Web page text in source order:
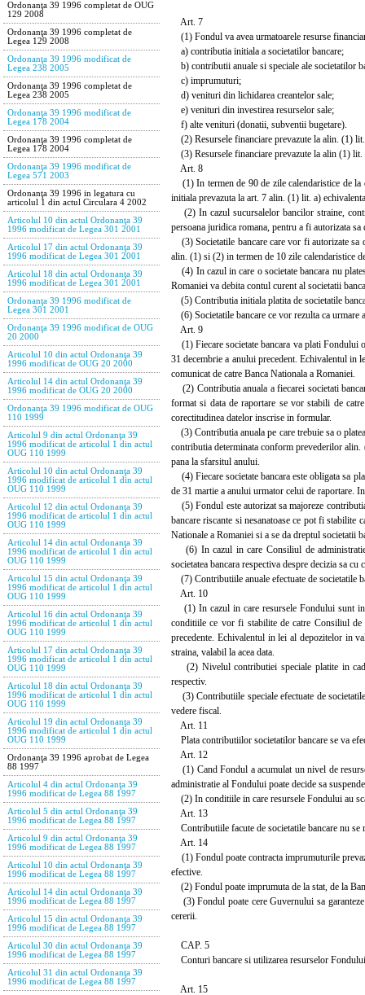
Ordonanţa 39 1996 completat de OUG
129 2008
Ordonanţa 39 1996 completat de
Legea 129 2008
Ordonanţa 39 1996 modificat de
Legea 238 2005
Ordonanţa 39 1996 completat de
Legea 238 2005
Ordonanţa 39 1996 modificat de
Legea 178 2004
Ordonanţa 39 1996 completat de
Legea 178 2004
Ordonanţa 39 1996 modificat de
Legea 571 2003
Ordonanţa 39 1996 in legatura cu
articolul 1 din actul Circulara 4 2002
Articolul 10 din actul Ordonanţa 39
1996 modificat de Legea 301 2001
Articolul 17 din actul Ordonanţa 39
1996 modificat de Legea 301 2001
Articolul 18 din actul Ordonanţa 39
1996 modificat de Legea 301 2001
Ordonanţa 39 1996 modificat de
Legea 301 2001
Ordonanţa 39 1996 modificat de OUG
20 2000
Articolul 10 din actul Ordonanţa 39
1996 modificat de OUG 20 2000
Articolul 14 din actul Ordonanţa 39
1996 modificat de OUG 20 2000
Ordonanţa 39 1996 modificat de OUG
110 1999
Articolul 9 din actul Ordonanţa 39
1996 modificat de articolul 1 din actul
OUG 110 1999
Articolul 10 din actul Ordonanţa 39
1996 modificat de articolul 1 din actul
OUG 110 1999
Articolul 12 din actul Ordonanţa 39
1996 modificat de articolul 1 din actul
OUG 110 1999
Articolul 14 din actul Ordonanţa 39
1996 modificat de articolul 1 din actul
OUG 110 1999
Articolul 15 din actul Ordonanţa 39
1996 modificat de articolul 1 din actul
OUG 110 1999
Articolul 16 din actul Ordonanţa 39
1996 modificat de articolul 1 din actul
OUG 110 1999
Articolul 17 din actul Ordonanţa 39
1996 modificat de articolul 1 din actul
OUG 110 1999
Articolul 18 din actul Ordonanţa 39
1996 modificat de articolul 1 din actul
OUG 110 1999
Articolul 19 din actul Ordonanţa 39
1996 modificat de articolul 1 din actul
OUG 110 1999
Ordonanţa 39 1996 aprobat de Legea
88 1997
Articolul 4 din actul Ordonanţa 39
1996 modificat de Legea 88 1997
Articolul 5 din actul Ordonanţa 39
1996 modificat de Legea 88 1997
Articolul 9 din actul Ordonanţa 39
1996 modificat de Legea 88 1997
Articolul 10 din actul Ordonanţa 39
1996 modificat de Legea 88 1997
Articolul 14 din actul Ordonanţa 39
1996 modificat de Legea 88 1997
Articolul 15 din actul Ordonanţa 39
1996 modificat de Legea 88 1997
Articolul 30 din actul Ordonanţa 39
1996 modificat de Legea 88 1997
Articolul 31 din actul Ordonanţa 39
1996 modificat de Legea 88 1997
Art. 7
(1) Fondul va avea urmatoarele resurse
a) contributia initiala a societatilor bancare;
b) contributii anuale si speciale ale societatilor
c) imprumuturi;
d) venituri din lichidarea creantelor sale;
e) venituri din investirea resurselor sale;
f) alte venituri (donatii, subventii bugetare).
(2) Resursele financiare prevazute la alin. (1)
(3) Resursele financiare prevazute la alin (1)
Art. 8
(1) In termen de 90 de zile calendaristice de la
initiala prevazuta la art. 7 alin. (1) lit. a)
(2) In cazul sucursalelor bancilor straine,
persoana juridica romana, pentru a fi autorizata sa
(3) Societatile bancare care vor fi autorizate sa
alin. (1) si (2) in termen de 10 zile calendaristice
(4) In cazul in care o societate bancara nu
Romaniei va debita contul curent al societatii
(5) Contributia initiala platita de societatile
(6) Societatile bancare ce vor rezulta ca urmare
Art. 9
(1) Fiecare societate bancara va plati Fondului
31 decembrie a anului precedent. Echivalentul in
comunicat de catre Banca Nationala a Romaniei.
(2) Contributia anuala a fiecarei societati
format si data de raportare se vor stabili de
corectitudinea datelor inscrise in formular.
(3) Contributia anuala pe care trebuie sa o
contributia determinata conform prevederilor
pana la sfarsitul anului.
(4) Fiecare societate bancara este obligata sa
de 31 martie a anului urmator celui de raportare.
(5) Fondul este autorizat sa majoreze
bancare riscante si nesanatoase ce pot fi stabilite
Nationale a Romaniei si a se da dreptul societatii
(6) In cazul in care Consiliul de administratie
societatea bancara respectiva despre decizia sa
(7) Contributiile anuale efectuate de societatile
Art. 10
(1) In cazul in care resursele Fondului sunt
conditiile ce vor fi stabilite de catre Consiliul
precedente. Echivalentul in lei al depozitelor in
straina, valabil la acea data.
(2) Nivelul contributiei speciale platite in
respectiv.
(3) Contributiile speciale efectuate de
vedere fiscal.
Art. 11
Plata contributiilor societatilor bancare se va
Art. 12
(1) Cand Fondul a acumulat un nivel de
administratie al Fondului poate decide sa
(2) In conditiile in care resursele Fondului au
Art. 13
Contributiile facute de societatile bancare nu
Art. 14
(1) Fondul poate contracta imprumuturile
efective.
(2) Fondul poate imprumuta de la stat, de la
(3) Fondul poate cere Guvernului sa
cererii.
CAP. 5
Conturi bancare si utilizarea resurselor Fondului
Art. 15